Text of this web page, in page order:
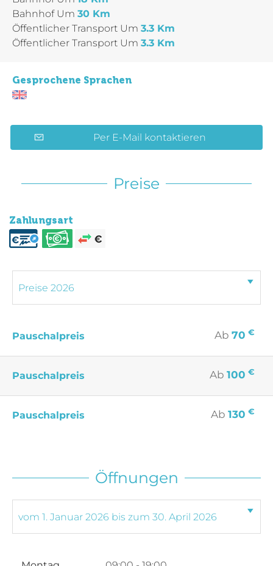
BahnhofUm 30 Km
Öffentlicher Transport Um 3.3 Km
Öffentlicher Transport Um 3.3 Km
Gesprochene Sprachen
Per E-Mail kontaktieren
Preise
Zahlungsart
Pauschalpreis Ab 70 €
Pauschalpreis Ab 100 €
Pauschalpreis Ab 130 €
Öffnungen